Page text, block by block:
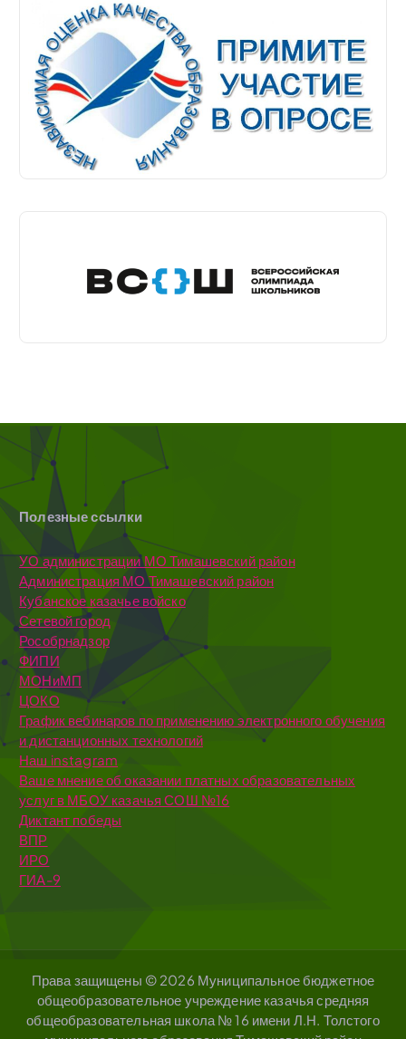
Полезные ссылки
УО администрации МО Тимашевский район
Администрация МО Тимашевский район
Кубанское казачье войско
Сетевой город
Рособрнадзор
ФИПИ
МОНиМП
ЦОКО
График вебинаров по применению электронного обучения
и дистанционных технологий
Наш instagram
Ваше мнение об оказании платных образовательных
услуг в МБОУ казачья СОШ №16
Диктант победы
ВПР
ИРО
ГИА-9
Права защищены © 2026 Муниципальное бюджетное
общеобразовательное учреждение казачья средняя
общеобразовательная школа № 16 имени Л.Н. Толстого